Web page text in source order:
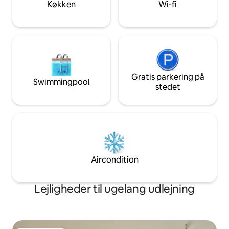
Parkering: 5 RM
Køkken Wi-fi
Swimmingpool
Gratis parkering på
stedet
Aircondition
Lejligheder til ugelang udlejning